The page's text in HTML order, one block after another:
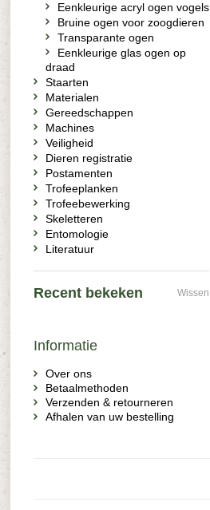
Eenkleurige acryl ogen vogels
Bruine ogen voor zoogdieren
Transparante ogen
Eenkleurige glas ogen op
draad
Staarten
Materialen
Gereedschappen
Machines
Veiligheid
Dieren registratie
Postamenten
Trofeeplanken
Trofeebewerking
Skeletteren
Entomologie
Literatuur
Recent bekeken Wissen
Informatie
Over ons
Betaalmethoden
Verzenden & retourneren
Afhalen van uw bestelling